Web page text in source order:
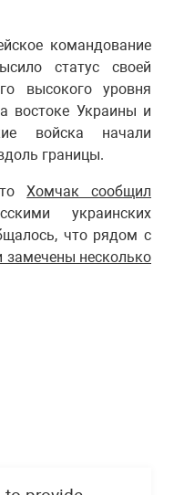
командование
статус своей
высокого уровня
востоке Украины и
войска начали
границы.
Хомчак сообщил
украинских
что рядом с
замечены несколько